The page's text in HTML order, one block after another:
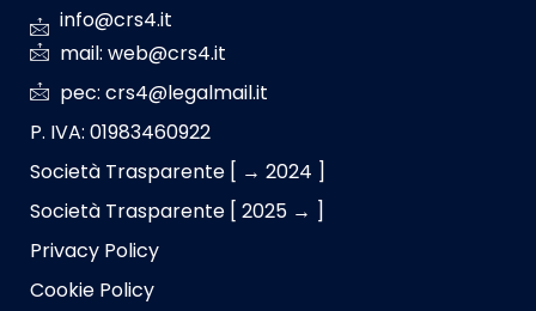
info@crs4.it
mail: web@crs4.it
pec: crs4@legalmail.it
P. IVA: 01983460922
Società Trasparente [ → 2024 ]
Società Trasparente [ 2025 → ]
Privacy Policy
Cookie Policy